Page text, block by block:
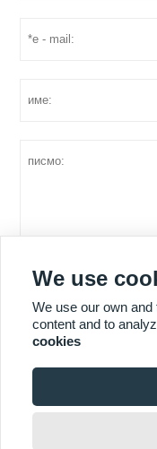
We use
We use our own
content and to
cookies